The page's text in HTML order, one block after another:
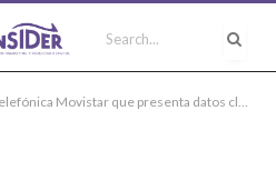
que presenta datos clave sobre la digitalización en la región